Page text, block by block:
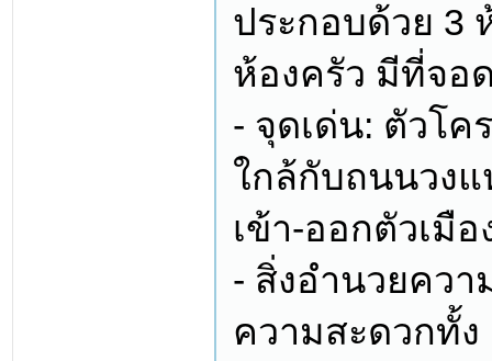
ประกอบด้วย 3
ห้องครัว มีที่จอ
- จุดเด่น: ตัวโ
ใกล้กับถนนวงแ
เข้า-ออกตัวเมื
- สิ่งอำนวยคว
ความสะดวกทั้